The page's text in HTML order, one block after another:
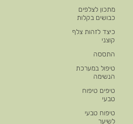
מתכון לצלפים
כבושים בקלות
כיצד לזהות צלף
קוצני
התססה
טיפול במערכת
הנשימה
טיפים טיפוח
טבעי
טיפוח טבעי
לשיער